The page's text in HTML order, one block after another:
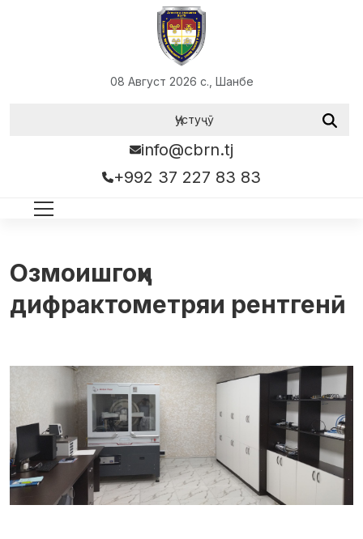
08 Август 2026 с., Шанбе
info@cbrn.tj
+992 37 227 83 83
Озмоишгоҳи
дифрактометряи рентгенӣ